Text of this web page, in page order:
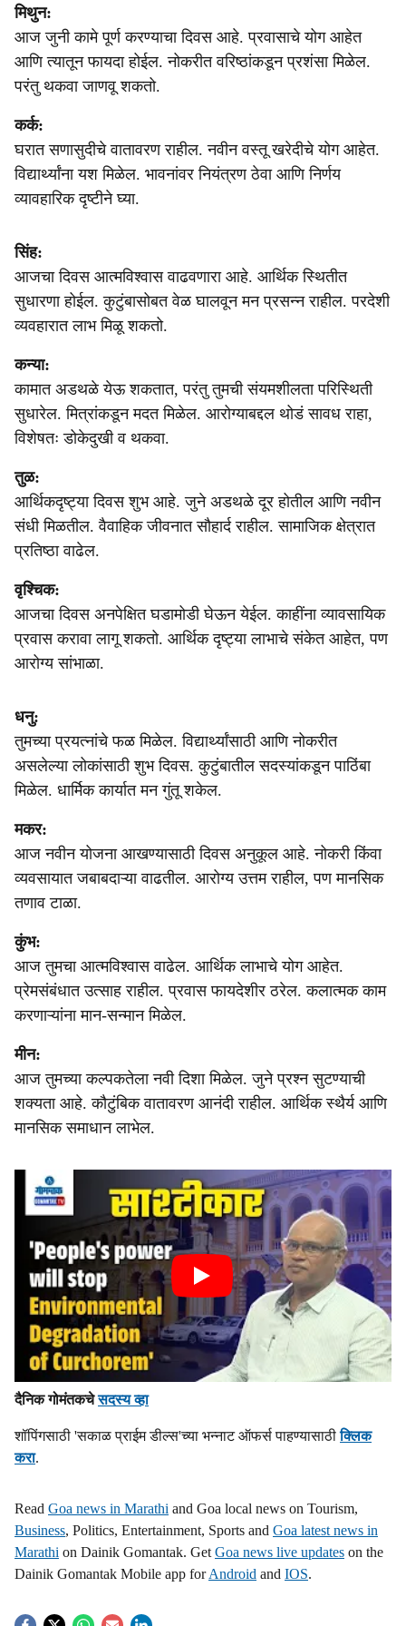
मिथुन:
आज जुनी कामे पूर्ण करण्याचा दिवस आहे. प्रवासाचे योग आहेत
आणि त्यातून फायदा होईल. नोकरीत वरिष्ठांकडून प्रशंसा मिळेल.
परंतु थकवा जाणवू शकतो.
कर्क:
घरात सणासुदीचे वातावरण राहील. नवीन वस्तू खरेदीचे योग आहेत.
विद्यार्थ्यांना यश मिळेल. भावनांवर नियंत्रण ठेवा आणि निर्णय
व्यावहारिक दृष्टीने घ्या.
सिंह:
आजचा दिवस आत्मविश्वास वाढवणारा आहे. आर्थिक स्थितीत
सुधारणा होईल. कुटुंबासोबत वेळ घालवून मन प्रसन्न राहील. परदेशी
व्यवहारात लाभ मिळू शकतो.
कन्या:
कामात अडथळे येऊ शकतात, परंतु तुमची संयमशीलता परिस्थिती
सुधारेल. मित्रांकडून मदत मिळेल. आरोग्याबद्दल थोडं सावध राहा,
विशेषतः डोकेदुखी व थकवा.
तुळ:
आर्थिकदृष्ट्या दिवस शुभ आहे. जुने अडथळे दूर होतील आणि नवीन
संधी मिळतील. वैवाहिक जीवनात सौहार्द राहील. सामाजिक क्षेत्रात
प्रतिष्ठा वाढेल.
वृश्चिक:
आजचा दिवस अनपेक्षित घडामोडी घेऊन येईल. काहींना व्यावसायिक
प्रवास करावा लागू शकतो. आर्थिक दृष्ट्या लाभाचे संकेत आहेत, पण
आरोग्य सांभाळा.
धनु:
तुमच्या प्रयत्नांचे फळ मिळेल. विद्यार्थ्यांसाठी आणि नोकरीत
असलेल्या लोकांसाठी शुभ दिवस. कुटुंबातील सदस्यांकडून पाठिंबा
मिळेल. धार्मिक कार्यात मन गुंतू शकेल.
मकर:
आज नवीन योजना आखण्यासाठी दिवस अनुकूल आहे. नोकरी किंवा
व्यवसायात जबाबदाऱ्या वाढतील. आरोग्य उत्तम राहील, पण मानसिक
तणाव टाळा.
कुंभ:
आज तुमचा आत्मविश्वास वाढेल. आर्थिक लाभाचे योग आहेत.
प्रेमसंबंधात उत्साह राहील. प्रवास फायदेशीर ठरेल. कलात्मक काम
करणाऱ्यांना मान-सन्मान मिळेल.
मीन:
आज तुमच्या कल्पकतेला नवी दिशा मिळेल. जुने प्रश्न सुटण्याची
शक्यता आहे. कौटुंबिक वातावरण आनंदी राहील. आर्थिक स्थैर्य आणि
मानसिक समाधान लाभेल.
दैनिक गोमंतकचेसदस्य व्हा
शॉपिंगसाठी 'सकाळ प्राईम डील्स'च्या भन्नाट ऑफर्स पाहण्यासाठीक्लिक
करा.
Read Goa news in Marathi and Goa local news on Tourism,
Business, Politics, Entertainment, Sports and Goa latest news in
Marathi on Dainik Gomantak. Get Goa news live updates on the
Dainik Gomantak Mobile app forAndroid and IOS.